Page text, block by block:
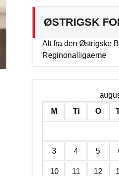
ØSTRIGSK
Alt fra den Østrigske
Reginonalligaerne
M
Ti O
3 4 5
10 11 12